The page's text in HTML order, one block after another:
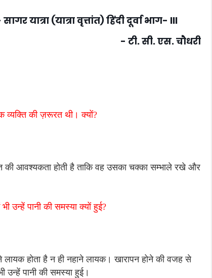
यात्रा (यात्रा वृत्तांत) हिंदी दूर्वा भाग- III
- टी. सी. एस. चौधरी
व्यक्ति की ज़रूरत थी। क्यों?
की आवश्यकता होती है ताकि वह उसका चक्का सम्भाले रखे और
उन्हें पानी की समस्या क्यों हुई?
लायक होता है न ही नहाने लायक। खारापन होने की वजह से
उन्हें पानी की समस्या हुई।